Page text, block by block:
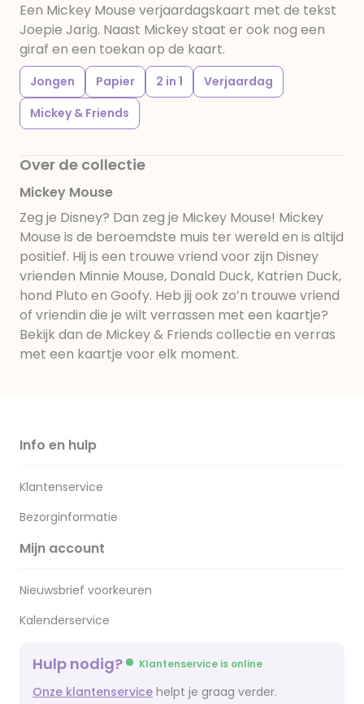
Een Mickey Mouse verjaardagskaart met de tekst
Joepie Jarig. Naast Mickey staat er ook nog een
giraf en een toekan op de kaart.
Jongen Papier 2 in 1
Verjaardag
Mickey & Friends
Over de collectie
Mickey Mouse
Zeg je Disney? Dan zeg je Mickey Mouse! Mickey
Mouse is de beroemdste muis ter wereld en is altijd
positief. Hij is een trouwe vriend voor zijn Disney
vrienden Minnie Mouse, Donald Duck, Katrien Duck,
hond Pluto en Goofy. Heb jij ook zo’n trouwe vriend
of vriendin die je wilt verrassen met een kaartje?
Bekijk dan de Mickey & Friends collectie en verras
met een kaartje voor elk moment.
Info en hulp
Klantenservice
Bezorginformatie
Mijn account
Nieuwsbrief voorkeuren
Kalenderservice
Hulp nodig? Klantenservice is online
Onze klantenservice helpt je graag verder.